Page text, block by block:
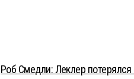
Роб Смедли: Леклер